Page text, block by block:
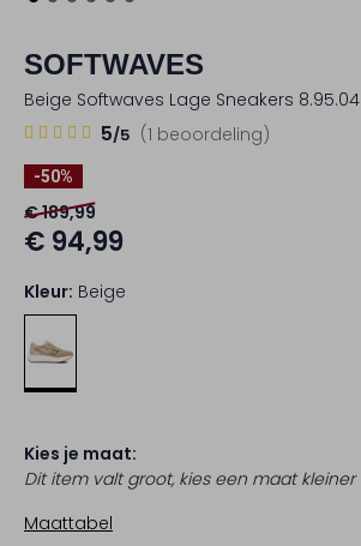
SOFTWAVES
Beige Softwaves Lage Sneakers 8.95.04
(1 beoordeling)
5/5
15
Sterren
-50%
€ 189,99
€ 94,99
Kleur: Beige
Kies je maat:
Dit item valt groot, kies een maat kleiner
Maattabel